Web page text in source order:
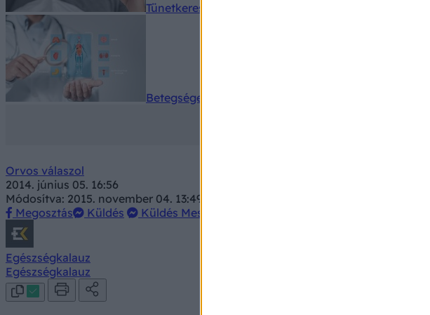
Tünetkereső
Betegségek A-Z
Orvos válaszol
2014. június 05. 16:56
Módosítva: 2015. november 04. 13:49
Megosztás
Küldés Küldés Messengeren
Egészségkalauz
Egészségkalauz